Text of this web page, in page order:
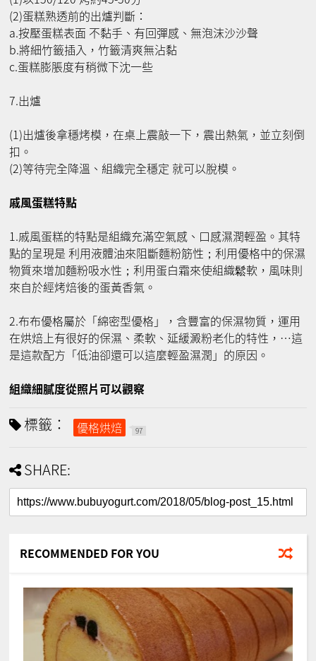
(2)蛋糕熟透前的出爐判斷：
a.按壓蛋糕表面 不黏手、有回彈感、無泡沫沙沙聲
b.將細竹籤插入，竹籤清爽無沾黏
c.蛋糕膨脹度有稍微下沈一些
7.出爐
(1)出爐後拿穩烤模，在桌上震敲一下，震出熱氣，並立刻倒
扣。
(2)等待完全降溫、組織完全穩定 就可以脫模。
戚風蛋糕特點
1.戚風蛋糕的特點是組織充滿空氣感、口感濕潤輕盈。其特
點的呈現是 利用液體油來阻斷麵粉筋性；利用優格中的保濕
物質來增加麵粉吸水性；利用蛋白霜來使組織鬆軟，風味則
來自於經烤焙後的蛋黃香氣。
2.布布優格屬於「綿密型優格」，含豐富的保濕物質，運用
在烘焙上有很好的保濕、柔軟、延緩澱粉老化的特性，⋯這
是這款配方「低油卻還可以這麼輕盈濕潤」的原因。
組織細膩度從照片可以觀察
標籤： 優格烘焙 97
SHARE:
RECOMMENDED FOR YOU